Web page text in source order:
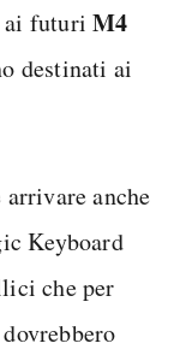
ai futuriM4
destinati ai
anche
Keyboard
che per